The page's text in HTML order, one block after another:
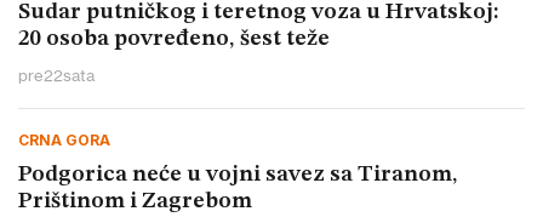
Sudar putničkog i teretnog voza u Hrvatskoj:
20 osoba povređeno, šest teže
pre22sata
CRNA GORA
Podgorica neće u vojni savez sa Tiranom,
Prištinom i Zagrebom